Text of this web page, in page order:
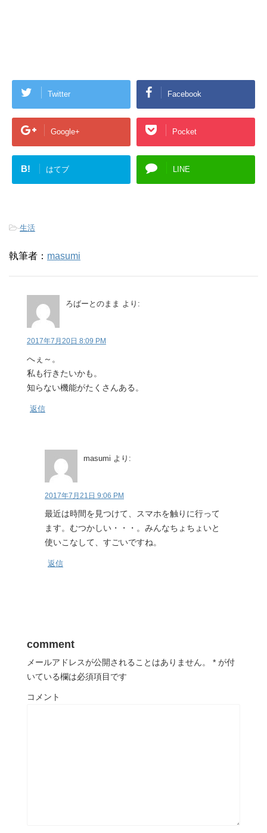
Twitter Facebook
Google+ Pocket
B! はてブ LINE
-生活
執筆者： masumi
ろばーとのまま より:
2017年7月20日 8:09 PM
へぇ～。
私も行きたいかも。
知らない機能がたくさんある。
返信
masumi より:
2017年7月21日 9:06 PM
最近は時間を見つけて、スマホを触りに行って
ます。むつかしい・・・。みんなちょちょいと
使いこなして、すごいですね。
返信
comment
メールアドレスが公開されることはありません。 * が付
いている欄は必須項目です
コメント